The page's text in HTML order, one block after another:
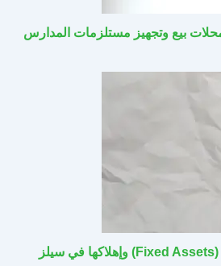
بيع وتجهيز مستلزمات المدارس
كيف تدير الأصول الثابتة (Fixed Assets) وإهلاكها في سيلز